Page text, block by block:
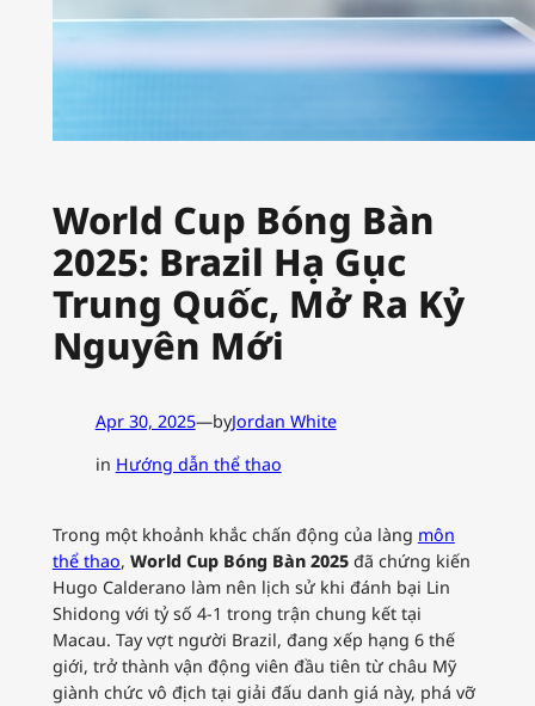
World Cup Bóng Bàn
2025: Brazil Hạ Gục
Trung Quốc, Mở Ra Kỷ
Nguyên Mới
Apr 30, 2025—byJordan White
in Hướng dẫn thể thao
Trong một khoảnh khắc chấn động của làng môn
thể thao, World Cup Bóng Bàn 2025đã chứng kiến
Hugo Calderano làm nên lịch sử khi đánh bại Lin
Shidong với tỷ số 4-1 trong trận chung kết tại
Macau. Tay vợt người Brazil, đang xếp hạng 6 thế
giới, trở thành vận động viên đầu tiên từ châu Mỹ
giành chức vô địch tại giải đấu danh giá này, phá vỡ